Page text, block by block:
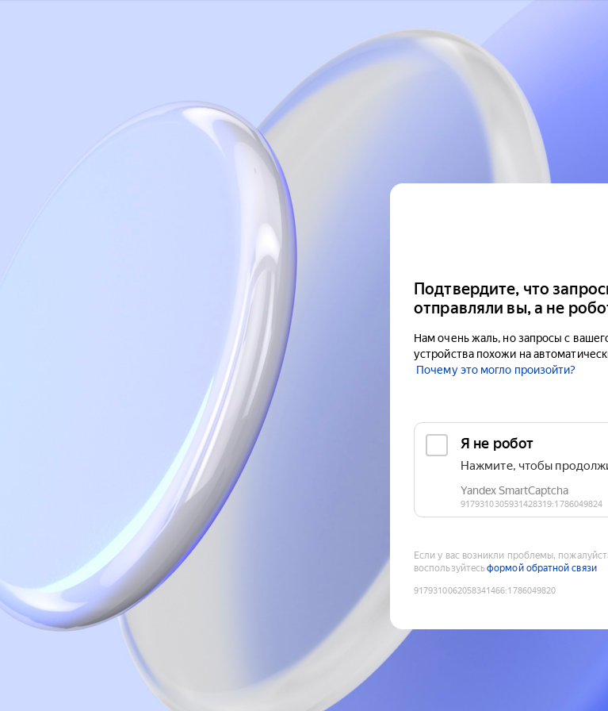
Подтвердите, что
отправляли вы, а не
Нам очень жаль, но запросы с
устройства похожи на
Почему это могло произойти?
Если у вас возникли проблемы,
воспользуйтесьформой обратной связи
9179310062058341466:1786049820